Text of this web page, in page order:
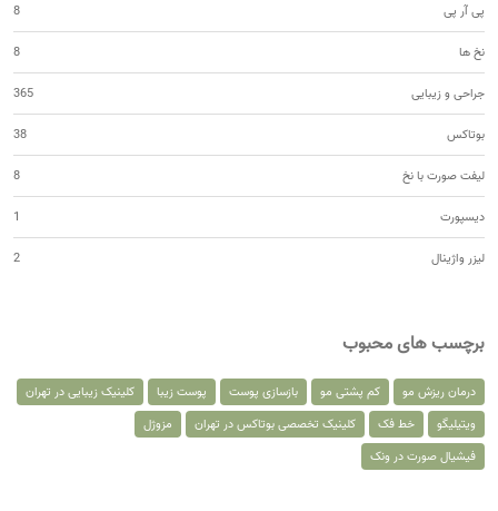
پی آر پی 8
نخ ها 8
جراحی و زیبایی 365
بوتاکس 38
لیفت صورت با نخ 8
دیسپورت 1
لیزر واژینال 2
برچسب های محبوب
درمان ریزش مو کم پشتی مو بازسازی پوست پوست زیبا
کلینیک زیبایی در تهران
ویتیلیگو
خط فک کلینیک تخصصی بوتاکس در تهران
مزوژل
فیشیال صورت در ونک